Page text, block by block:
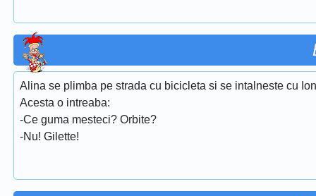
Alina se plimba pe strada cu bicicleta si se intalneste cu
Acesta o intreaba:
-Ce guma mesteci? Orbite?
-Nu! Gilette!